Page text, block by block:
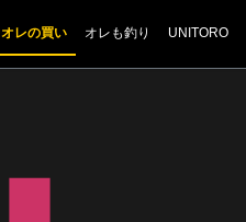
オレの買い オレも釣り UNITORO